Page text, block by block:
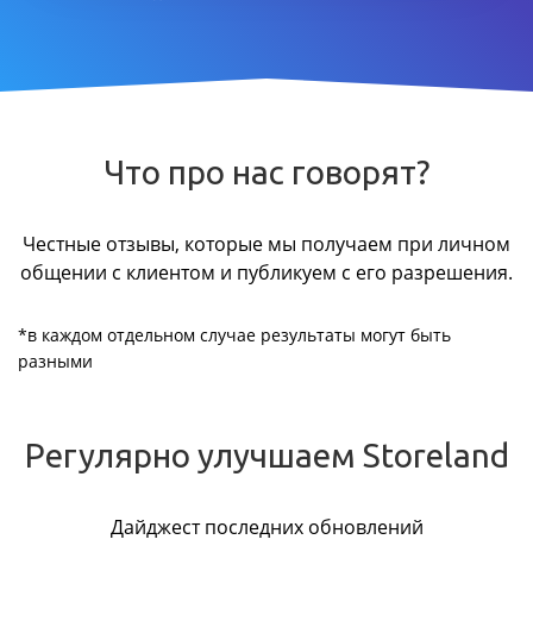
Что про нас говорят?
Честные отзывы, которые мы получаем при личном
общении с клиентом и публикуем с его разрешения.
*в каждом отдельном случае результаты могут быть
разными
Регулярно улучшаем Storeland
Дайджест последних обновлений